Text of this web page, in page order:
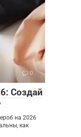
0
Создай
на 2026
как